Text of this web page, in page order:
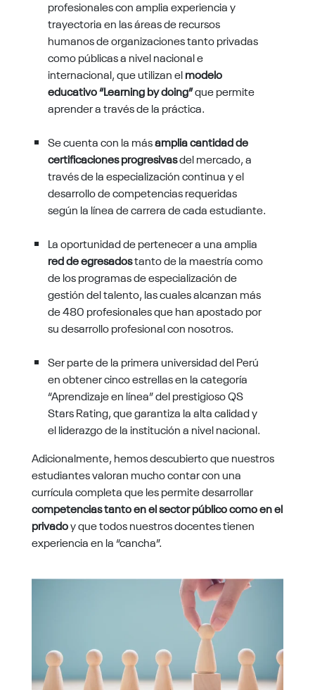
profesionales con amplia experiencia y
trayectoria en las áreas de recursos
humanos de organizaciones tanto privadas
como públicas a nivel nacional e
internacional, que utilizan elmodelo
educativo “Learning by doing”que permite
aprender a través de la práctica.
Se cuenta con la másamplia cantidad de
certificaciones progresivasdel mercado, a
través de la especialización continua y el
desarrollo de competencias requeridas
según la línea de carrera de cada estudiante.
La oportunidad de pertenecer a una amplia
red de egresadostanto de la maestría como
de los programas de especialización de
gestión del talento, las cuales alcanzan más
de 480 profesionales que han apostado por
su desarrollo profesional con nosotros.
Ser parte de la primera universidad del Perú
en obtener cinco estrellas en la categoría
“Aprendizaje en línea” del prestigioso QS
Stars Rating, que garantiza la alta calidad y
el liderazgo de la institución a nivel nacional.
Adicionalmente, hemos descubierto que nuestros
estudiantes valoran mucho contar con una
currícula completa que les permite desarrollar
competencias tanto en el sector público como en el
privadoy quetodos nuestros docentes tienen
experiencia en la “cancha”.